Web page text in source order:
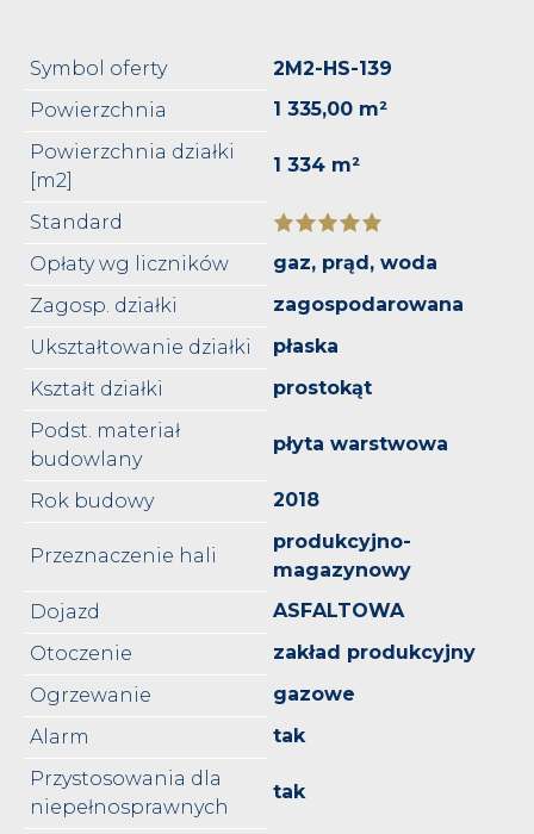
Symbol oferty
2M2-HS-139
Powierzchnia
1 335,00 m²
Powierzchnia działki
[m2]
1 334 m²
Standard
Opłaty wg liczników
gaz, prąd, woda
Zagosp. działki
zagospodarowana
Ukształtowanie działki
płaska
Kształt działki
prostokąt
Podst. materiał
budowlany
płyta warstwowa
Rok budowy 2018
Przeznaczenie hali
produkcyjno-
magazynowy
Dojazd
ASFALTOWA
Otoczenie
zakład produkcyjny
Ogrzewanie
gazowe
Alarm
tak
Przystosowania dla
niepełnosprawnych
tak